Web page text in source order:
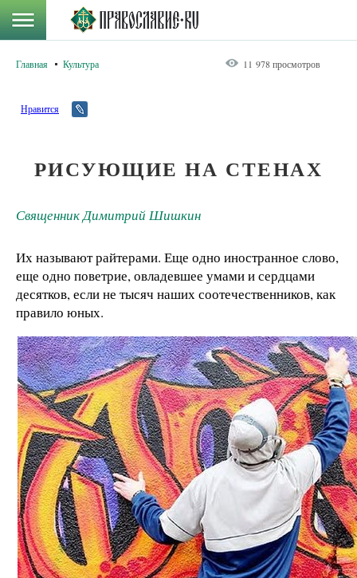
Главная Культура 11 978 просмотров
Нравится
РИСУЮЩИЕ НА СТЕНАХ
Священник Димитрий Шишкин
Их называют райтерами. Еще одно иностранное слово,
еще одно поветрие, овладевшее умами и сердцами
десятков, если не тысяч наших соотечественников, как
правило юных.